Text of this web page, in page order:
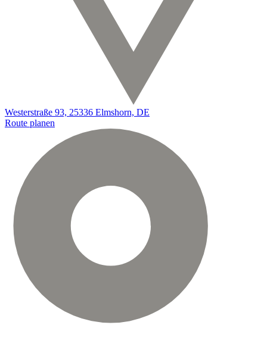
Westerstraße 93, 25336 Elmshorn, DE
Route planen